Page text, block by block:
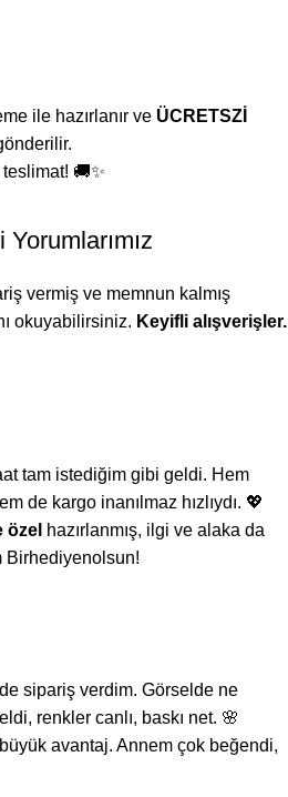
ile hazırlanır ve ÜCRETSZİ
🚚✨
Yorumlarımız
vermiş ve memnun kalmış
okuyabilirsiniz. Keyifli alışverişler.
tam istediğim gibi geldi. Hem
de kargo inanılmaz hızlıydı. 💖
özel hazırlanmış, ilgi ve alaka da
Birhediyenolsun!
sipariş verdim. Görselde ne
renkler canlı, baskı net. 🌸
avantaj. Annem çok beğendi,